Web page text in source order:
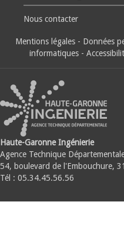
Nous contacter
Mentions légales - Données
informatiques -
Haute-Garonne Ingénierie
Agence Technique
54, boulevard de l'Embouchure,
Tél : 05.34.45.56.56